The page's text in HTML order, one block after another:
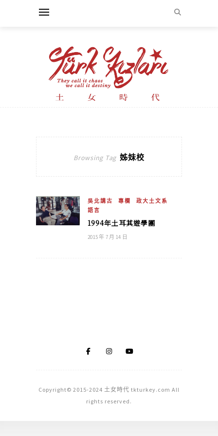
Browsing Tag 姊妹校
吳北講古 專欄
政大土文系
語言
1994年土耳其遊學團
2015 年 7 月 14 日
Copyright© 2015-2024 土女時代 tkturkey.com All
rights reserved.